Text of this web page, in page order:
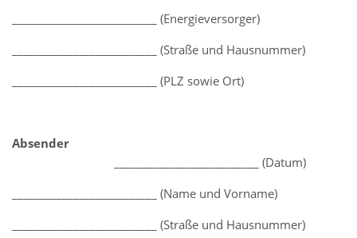
__________________________ (Energieversorger)
__________________________ (Straße und Hausnummer)
__________________________ (PLZ sowie Ort)
Absender
__________________________ (Datum)
__________________________ (Name und Vorname)
__________________________ (Straße und Hausnummer)